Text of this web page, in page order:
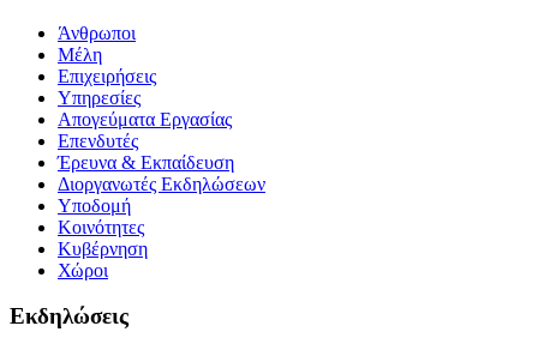
Άνθρωποι
Μέλη
Επιχειρήσεις
Υπηρεσίες
Απογεύματα Εργασίας
Επενδυτές
Έρευνα & Εκπαίδευση
Διοργανωτές Εκδηλώσεων
Υποδομή
Κοινότητες
Κυβέρνηση
Χώροι
Εκδηλώσεις